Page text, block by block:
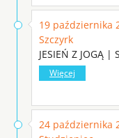
19 października
Szczyrk
JESIEŃ Z JOGĄ |
Więcej
24 października